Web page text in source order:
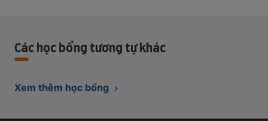
Các học bổng tương tự khác
Xem thêm học bổng